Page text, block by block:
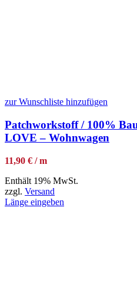
zur Wunschliste hinzufügen
Patchworkstoff / 100%
LOVE – Wohnwagen
11,90 € / m
Enthält 19% MwSt.
zzgl. Versand
Länge eingeben